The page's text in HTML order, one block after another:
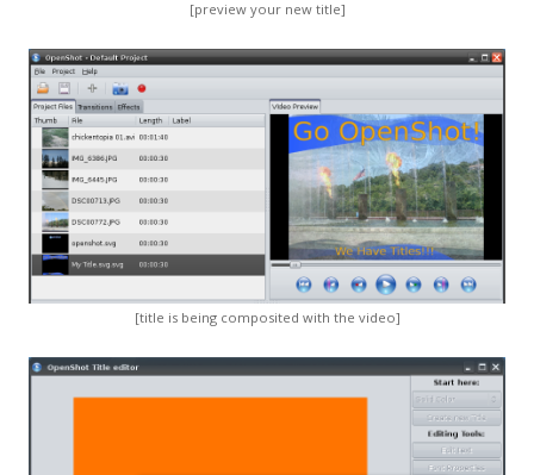
[preview your new title]
[title is being composited with the video]